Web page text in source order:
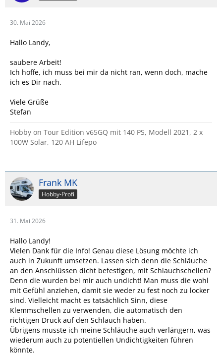
30. Mai 2026
Hallo Landy,
saubere Arbeit!
Ich hoffe, ich muss bei mir da nicht ran, wenn doch, mache
ich es Dir nach.
Viele Grüße
Stefan
Hobby on Tour Edition v65GQ mit 140 PS, Modell 2021, 2 x
100W Solar, 120 AH Lifepo
Frank MK
Hobby-Profi
31. Mai 2026
Hallo Landy!
Vielen Dank für die Info! Genau diese Lösung möchte ich
auch in Zukunft umsetzen. Lassen sich denn die Schläuche
an den Anschlüssen dicht befestigen, mit Schlauchschellen?
Denn die wurden bei mir auch undicht! Man muss die wohl
mit Gefühl anziehen, damit sie weder zu fest noch zu locker
sind. Vielleicht macht es tatsächlich Sinn, diese
Klemmschellen zu verwenden, die automatisch den
richtigen Druck auf den Schlauch haben.
Übrigens musste ich meine Schläuche auch verlängern, was
wiederum auch zu potentiellen Undichtigkeiten führen
könnte.